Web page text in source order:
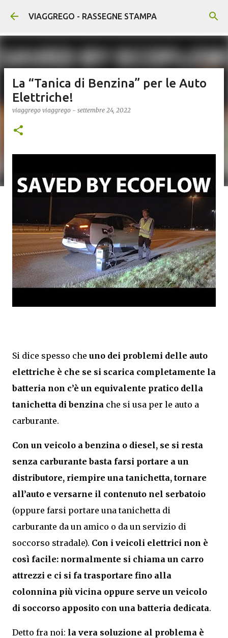
Passa ai contenuti principali
VIAGGREGO - RASSEGNE STAMPA
La “Tanica di Benzina” per le Auto
Elettriche!
viaggrego viaggrego - settembre 24, 2022
Si dice spesso che uno dei problemi delle auto
elettriche è che se si scarica completamente la
batteria non c’è un equivalente pratico della
tanichetta di benzina che si usa per le auto a
carburante.
Con un veicolo a benzina o diesel, se si resta
senza carburante basta farsi portare a un
distributore, riempire una tanichetta, tornare
all’auto e versarne il contenuto nel serbatoio
(oppure farsi portare una tanichetta di
carburante da un amico o da un servizio di
soccorso stradale). Con i veicoli elettrici non è
così facile: normalmente si chiama un carro
attrezzi e ci si fa trasportare fino alla
colonnina più vicina oppure serve un veicolo
di soccorso apposito con una batteria dedicata.
Detto fra noi: la vera soluzione al problema è